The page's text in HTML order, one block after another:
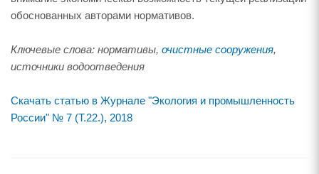
обоснованных авторами нормативов.
Ключевые слова: нормативы, очистные сооружения,
источники водоотведения
Скачать статью в Журнале "Экология и промышленность
России" № 7 (Т.22.), 2018